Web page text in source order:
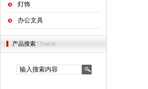
灯饰
办公文具
产品搜索 | Search